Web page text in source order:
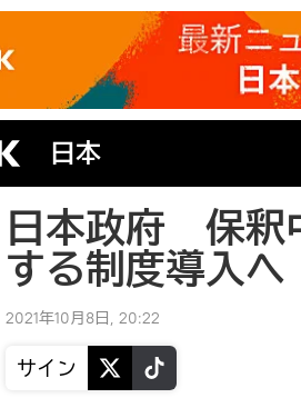
日本
日本政府 保釈
する制度導入
2021年10月8日, 20:22
サイン